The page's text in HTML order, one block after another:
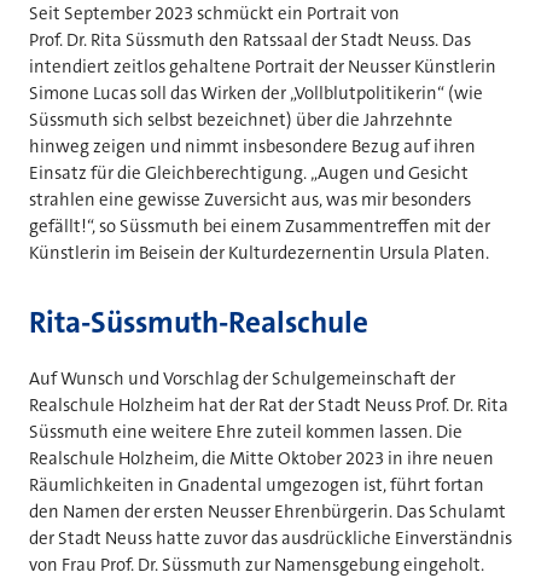
Seit September 2023 schmückt ein Portrait von
Prof. Dr. Rita Süssmuth den Ratssaal der Stadt Neuss. Das
intendiert zeitlos gehaltene Portrait der Neusser Künstlerin
Simone Lucas soll das Wirken der „Vollblutpolitikerin“ (wie
Süssmuth sich selbst bezeichnet) über die Jahrzehnte
hinweg zeigen und nimmt insbesondere Bezug auf ihren
Einsatz für die Gleichberechtigung. „Augen und Gesicht
strahlen eine gewisse Zuversicht aus, was mir besonders
gefällt!“, so Süssmuth bei einem Zusammentreffen mit der
Künstlerin im Beisein der Kulturdezernentin Ursula Platen.
Rita-Süssmuth-Realschule
Auf Wunsch und Vorschlag der Schulgemeinschaft der
Realschule Holzheim hat der Rat der Stadt Neuss Prof. Dr. Rita
Süssmuth eine weitere Ehre zuteil kommen lassen. Die
Realschule Holzheim, die Mitte Oktober 2023 in ihre neuen
Räumlichkeiten in Gnadental umgezogen ist, führt fortan
den Namen der ersten Neusser Ehrenbürgerin. Das Schulamt
der Stadt Neuss hatte zuvor das ausdrückliche Einverständnis
von Frau Prof. Dr. Süssmuth zur Namensgebung eingeholt.